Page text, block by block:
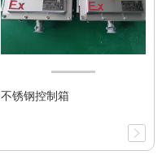
不锈钢控制箱